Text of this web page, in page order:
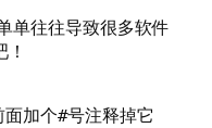
单往往导致很多软件
加个#号注释掉它